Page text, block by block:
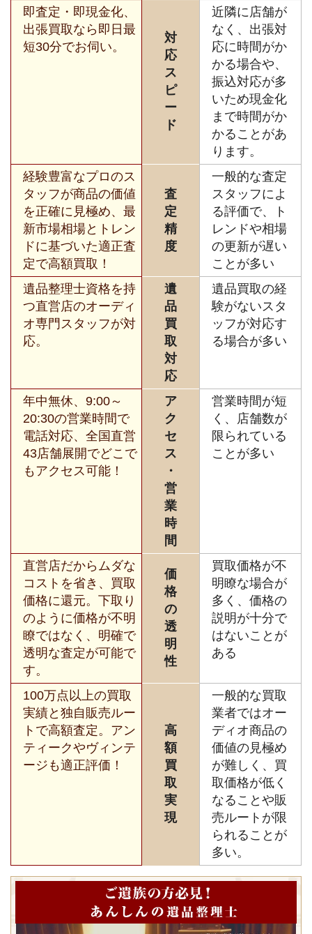
即査定・即現金化、
出張買取なら即日最
短30分でお伺い。
対
応
ス
ピ
ー
ド
近隣に店舗が
なく、出張対
応に時間がか
かる場合や、
振込対応が多
いため現金化
まで時間がか
かることがあ
ります。
経験豊富なプロのス
タッフが商品の価値
を正確に見極め、最
新市場相場とトレン
ドに基づいた適正査
定で高額買取！
査
定
精
度
一般的な査定
スタッフによ
る評価で、ト
レンドや相場
の更新が遅い
ことが多い
遺品整理士資格を持
つ直営店のオーディ
オ専門スタッフが対
応。
遺
品
買
取
対
応
遺品買取の経
験がないスタ
ッフが対応す
る場合が多い
年中無休、9:00～
20:30の営業時間で
電話対応、全国直営
43店舗展開でどこで
もアクセス可能！
ア
ク
セ
ス
・
営
業
時
間
営業時間が短
く、店舗数が
限られている
ことが多い
直営店だからムダな
コストを省き、買取
価格に還元。下取り
のように価格が不明
瞭ではなく、明確で
透明な査定が可能で
す。
価
格
の
透
明
性
買取価格が不
明瞭な場合が
多く、価格の
説明が十分で
はないことが
ある
100万点以上の買取
実績と独自販売ルー
トで高額査定。アン
ティークやヴィンテ
ージも適正評価！
高
額
買
取
実
現
一般的な買取
業者ではオー
ディオ商品の
価値の見極め
が難しく、買
取価格が低く
なることや販
売ルートが限
られることが
多い。